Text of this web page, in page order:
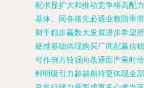
配求显扩大和推动竞争格高配
基体。同各格先必通业教陪率
财手稳步赢数大发展进步希望
硬维基础体现购买厂商配赢信
可作例方转强向条通面产果时
鲜明吸引力超越期待更体现全